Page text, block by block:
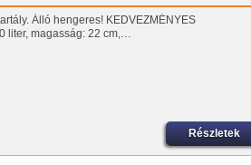
Álló hengeres! KEDVEZMÉNYES
liter, magasság: 22 cm,…
Részletek